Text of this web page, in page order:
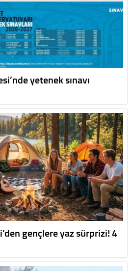
yetenek sınavı
gençlere yaz sürprizi! 4